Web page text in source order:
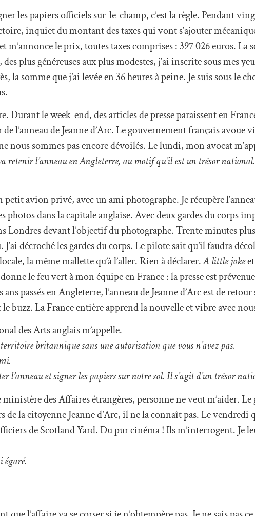
les papiers officiels sur-le-champ, c’est la règle. Pendant
inquiet du montant des taxes qui vont s’ajouter
m’annonce le prix, toutes taxes comprises : 397 026 euros. La
des plus généreuses aux plus modestes, j’ai inscrite sous mes
la somme que j’ai levée en 36 heures à peine. Je suis sous le
Durant le week-end, des articles de presse paraissent en
l’anneau de Jeanne d’Arc. Le gouvernement français avoue
nous sommes pas encore dévoilés. Le lundi, mon avocat
retenir l’anneau en Angleterre, au motif qu’il est un trésor national.
avion privé, avec un ami photographe. Je récupère
dans la capitale anglaise. Avec deux gardes du corps
Londres devant l’objectif du photographe. Trente minutes
décroché les gardes du corps. Le pilote sait qu’il faudra
la même mallette qu’à l’aller. Rien à déclarer.A little jokeet
le feu vert à mon équipe en France : la presse est
passés en Angleterre, l’anneau de Jeanne d’Arc est de
le buzz. La France entière apprend la nouvelle et vibre avec
des Arts anglais m’appelle.
britannique sans une autorisation que vous n’avez pas.
l’anneau et signer les papiers sur notre sol. Il s’agit d’un trésor
ministère des Affaires étrangères, personne ne veut m’aider.
de la citoyenne Jeanne d’Arc, il ne la connaît pas. Le vendredi
de Scotland Yard. Du pur cinéma ! Ils m’interrogent. Je
égaré.